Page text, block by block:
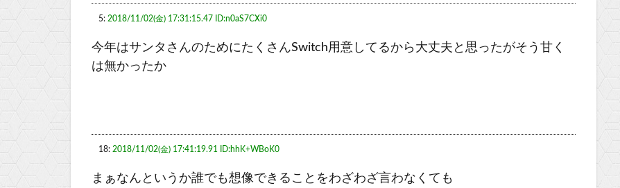
5: 2018/11/02(金) 17:31:15.47 ID:n0aS7CXi0
今年はサンタさんのためにたくさんSwitch用意してるから大丈夫と思ったがそう甘く
は無かったか
18: 2018/11/02(金) 17:41:19.91 ID:hhK+WBoK0
まぁなんというか誰でも想像できることをわざわざ言わなくても